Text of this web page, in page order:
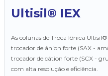
Ultisil® IEX
As colunas de Troca Iônica
trocador de ânion forte (SAX -
trocador de cátion forte (SCX -
com alta resolução e eficiência.